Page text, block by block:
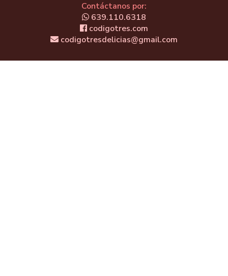
Contáctanos por:
639.110.6318
codigotres.com
codigotresdelicias@gmail.com